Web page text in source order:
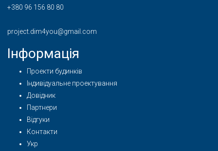
+380 96 156 80 80
project.dim4you@gmail.com
Інформація
Проекти будинків
Індивідуальне проектування
Довідник
Партнери
Відгуки
Контакти
Укр